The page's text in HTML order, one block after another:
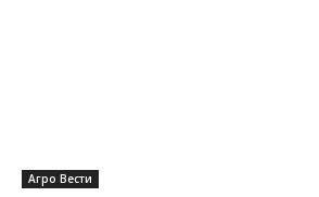
Агро Вести